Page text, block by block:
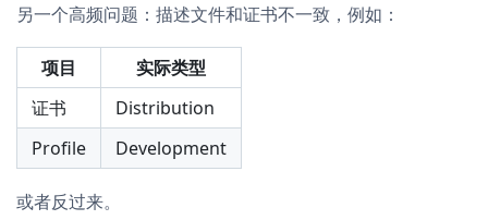
另一个高频问题：描述文件和证书不一致，例如：
项目
实际类型
证书
Distribution
Profile
Development
或者反过来。